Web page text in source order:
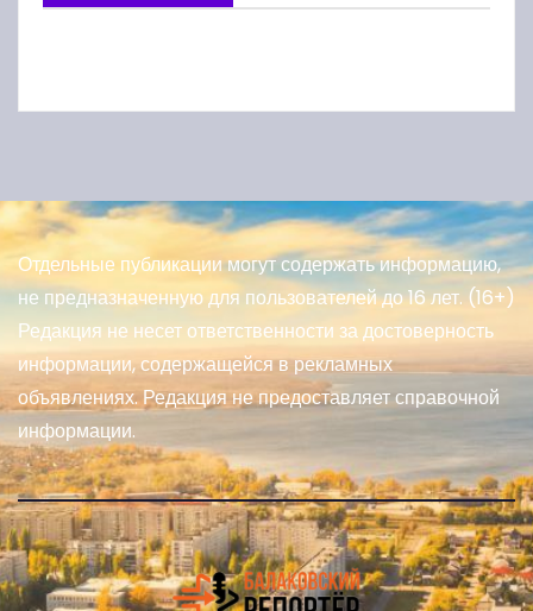
Отдельные публикации могут содержать информацию,
не предназначенную для пользователей до 16 лет. (16+)
Редакция не несет ответственности за достоверность
информации, содержащейся в рекламных
объявлениях. Редакция не предоставляет справочной
информации.